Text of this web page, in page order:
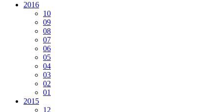
2016
10
09
08
07
06
05
04
03
02
01
2015
12